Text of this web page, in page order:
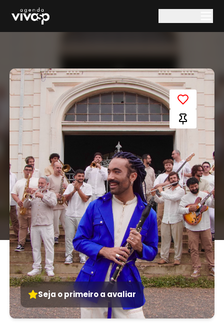
Seja o primeiro a avaliar